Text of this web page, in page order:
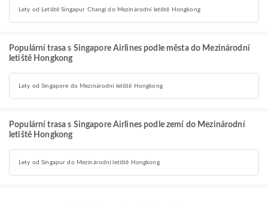
Lety od Letiště Singapur Changi do Mezinárodní letiště Hongkong
Populární trasa s Singapore Airlines podle města do Mezinárodní
letiště Hongkong
Lety od Singapore do Mezinárodní letiště Hongkong
Populární trasa s Singapore Airlines podle zemí do Mezinárodní
letiště Hongkong
Lety od Singapur do Mezinárodní letiště Hongkong